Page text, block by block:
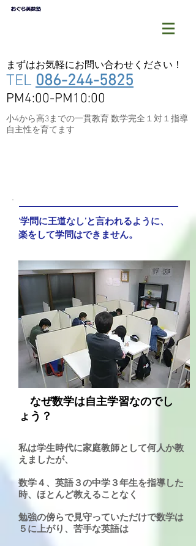
まずはお気軽にお問い合わせください！
TEL 086-244-5825
PM4:00-PM10:00
小4から高3までの一貫教育 数学完全１対１指導
自主性を育てます
‘学問に王道なし’と言われるように、
楽をして学問はできません。
なぜ数学は自主学習なのでし
ょう？
私は学生時代に家庭教師として何人か教
えましたが、
数学４、英語３の中学３年生を指導した
時、ほとんど教えることなく
勉強の傍らで見守っていただけで数学は
５に上がり、苦手な英語は